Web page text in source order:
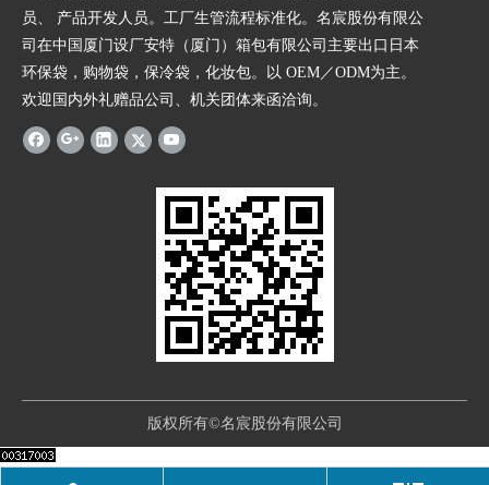
员、 产品开发人员。工厂生管流程标准化。名宸股份有限公
司在中国厦门设厂安特（厦门）箱包有限公司主要出口日本
环保袋，购物袋，保冷袋，化妆包。以 OEM／ODM为主。
欢迎国内外礼赠品公司、机关团体来函洽询。
版权所有©名宸股份有限公司